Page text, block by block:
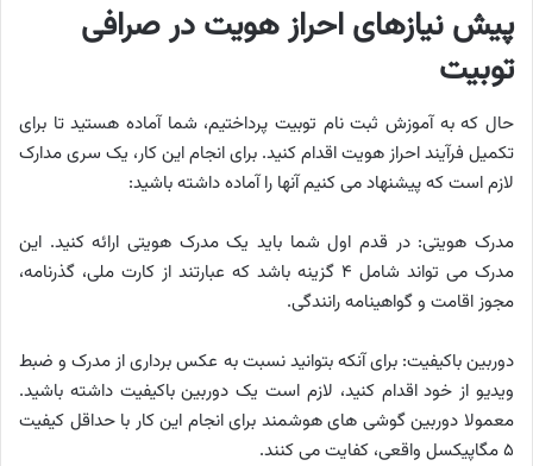
پیش نیازهای احراز هویت در صرافی
توبیت
حال که به آموزش ثبت نام توبیت پرداختیم، شما آماده هستید تا برای
تکمیل فرآیند احراز هویت اقدام کنید. برای انجام این کار، یک سری مدارک
لازم است که پیشنهاد می کنیم آنها را آماده داشته باشید:
مدرک هویتی: در قدم اول شما باید یک مدرک هویتی ارائه کنید. این
مدرک می تواند شامل ۴ گزینه باشد که عبارتند از کارت ملی، گذرنامه،
مجوز اقامت و گواهینامه رانندگی.
دوربین باکیفیت: برای آنکه بتوانید نسبت به عکس برداری از مدرک و ضبط
ویدیو از خود اقدام کنید، لازم است یک دوربین باکیفیت داشته باشید.
معمولا دوربین گوشی های هوشمند برای انجام این کار با حداقل کیفیت
۵ مگاپیکسل واقعی، کفایت می کنند.